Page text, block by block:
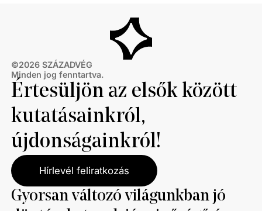
©2026 SZÁZADVÉG
Minden jog fenntartva.
Értesüljön az elsők között
kutatásainkról,
újdonságainkról!
Hírlevél feliratkozás
Gyorsan változó világunkban jó